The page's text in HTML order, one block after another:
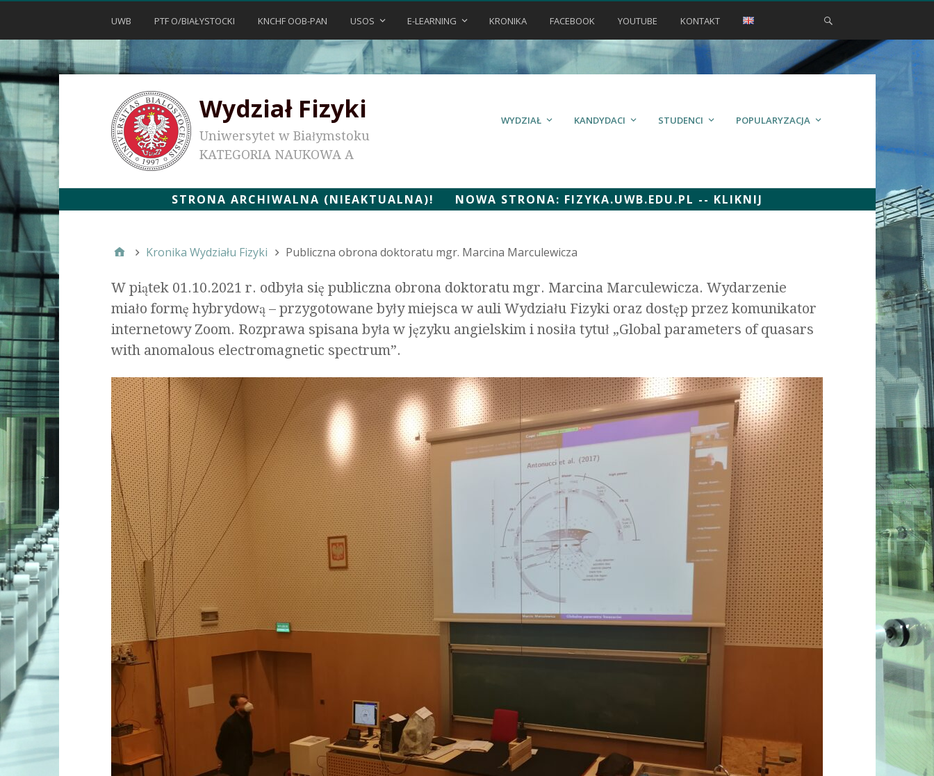
UWB PTF O/BIAŁYSTOCKI KNCHF OOB-PAN USOS E-LEARNING KRONIKA FACEBOOK YOUTUBE KONTAKT
Wydział Fizyki
Uniwersytet w Białymstoku
KATEGORIA NAUKOWA A
WYDZIAŁ KANDYDACI STUDENCI POPULARYZACJA
STRONA ARCHIWALNA (NIEAKTUALNA)! NOWA STRONA: FIZYKA.UWB.EDU.PL -- KLIKNIJ
Kronika Wydziału Fizyki Publiczna obrona doktoratu mgr. Marcina Marculewicza
W piątek 01.10.2021 r. odbyła się publiczna obrona doktoratu mgr. Marcina Marculewicza. Wydarzenie
miało formę hybrydową – przygotowane były miejsca w auli Wydziału Fizyki oraz dostęp przez komunikator
internetowy Zoom. Rozprawa spisana była w języku angielskim i nosiła tytuł „Global parameters of quasars
with anomalous electromagnetic spectrum”.